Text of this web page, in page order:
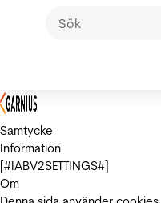
Samtycke
Information
[#IABV2SETTINGS#]
Om